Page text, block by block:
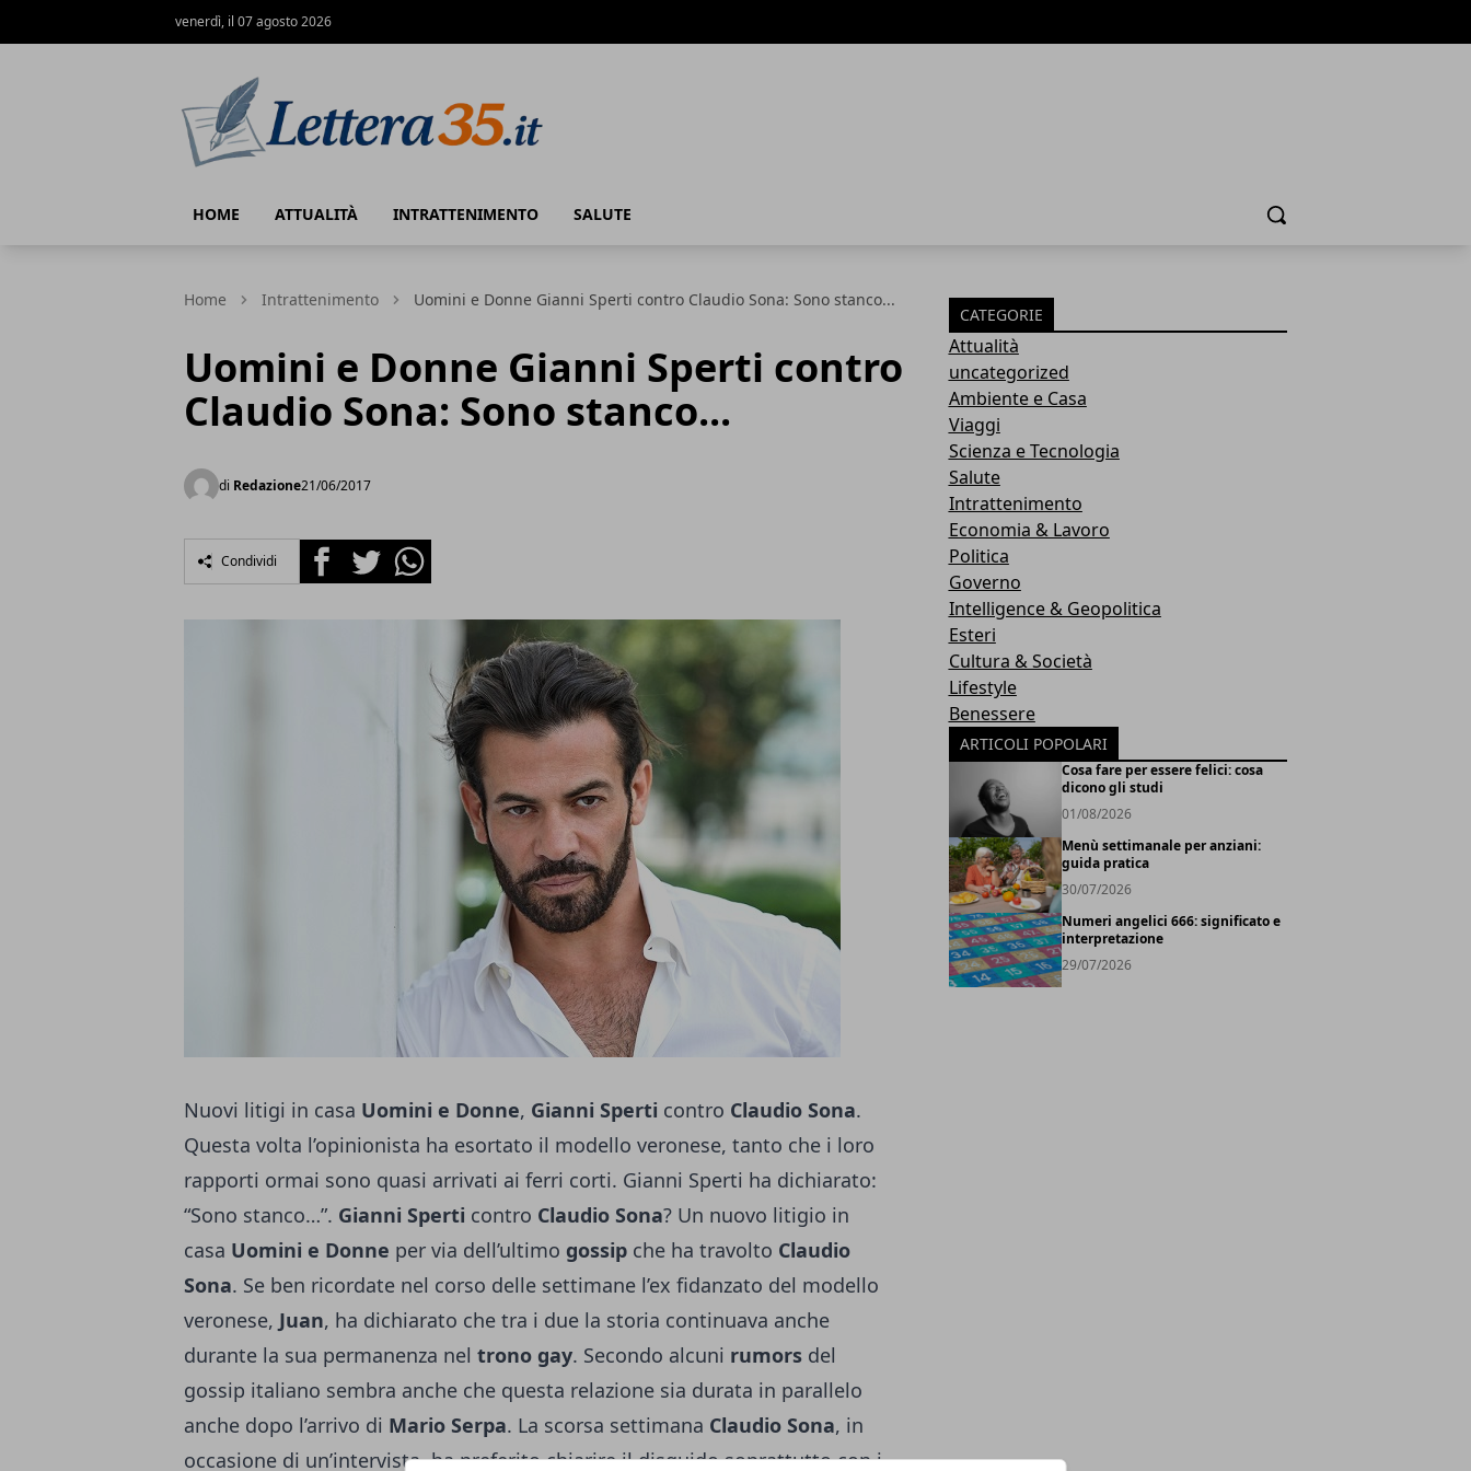
venerdì, il 07 agosto 2026
HOME ATTUALITÀ INTRATTENIMENTO SALUTE Cerca
Home Intrattenimento Uomini e Donne Gianni Sperti contro Claudio Sona: Sono stanco...
Uomini e Donne Gianni Sperti contro
Claudio Sona: Sono stanco...
di Redazione21/06/2017
Condividi FacebookTwitterWhatsapp
Nuovi litigi in casa Uomini e Donne, Gianni Sperti contro Claudio Sona.
Questa volta l’opinionista ha esortato il modello veronese, tanto che i loro
rapporti ormai sono quasi arrivati ai ferri corti. Gianni Sperti ha dichiarato:
“Sono stanco…”. Gianni Sperti contro Claudio Sona? Un nuovo litigio in
casa Uomini e Donne per via dell’ultimo gossip che ha travolto Claudio
Sona. Se ben ricordate nel corso delle settimane l’ex fidanzato del modello
veronese, Juan, ha dichiarato che tra i due la storia continuava anche
durante la sua permanenza nel trono gay. Secondo alcuni rumors del
gossip italiano sembra anche che questa relazione sia durata in parallelo
anche dopo l’arrivo di Mario Serpa. La scorsa settimana Claudio Sona, in
occasione di un’intervista, ha preferito chiarire il disguido soprattutto con i
CATEGORIE
Attualità
uncategorized
Ambiente e Casa
Viaggi
Scienza e Tecnologia
Salute
Intrattenimento
Economia & Lavoro
Politica
Governo
Intelligence & Geopolitica
Esteri
Cultura & Società
Lifestyle
Benessere
ARTICOLI POPOLARI
Cosa fare per essere felici: cosa
dicono gli studi
01/08/2026
Menù settimanale per anziani:
guida pratica
30/07/2026
Numeri angelici 666: significato e
interpretazione
29/07/2026